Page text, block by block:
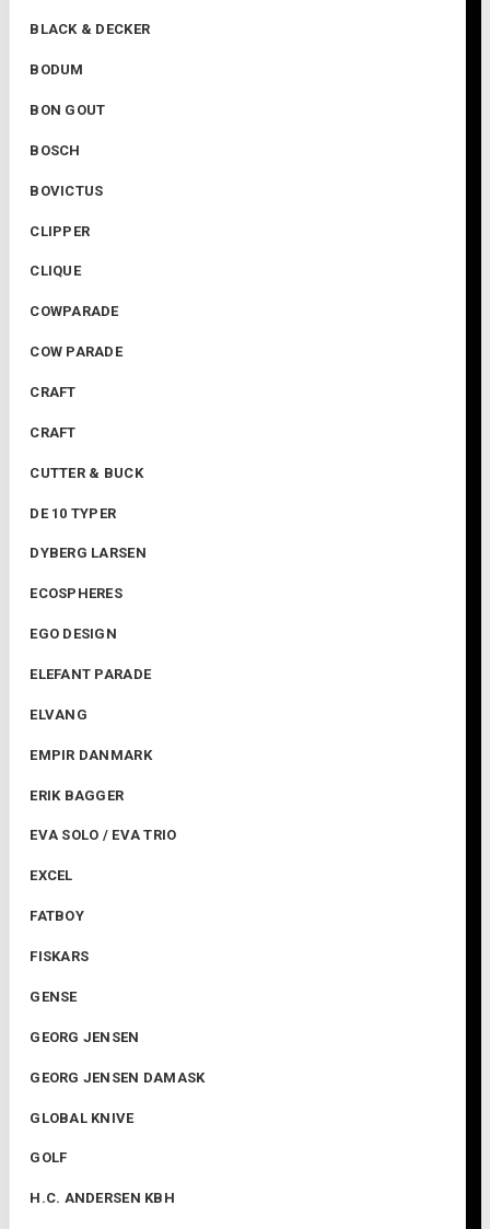
BLACK & DECKER
BODUM
BON GOUT
BOSCH
BOVICTUS
CLIPPER
CLIQUE
COWPARADE
COW PARADE
CRAFT
CRAFT
CUTTER & BUCK
DE 10 TYPER
DYBERG LARSEN
ECOSPHERES
EGO DESIGN
ELEFANT PARADE
ELVANG
EMPIR DANMARK
ERIK BAGGER
EVA SOLO / EVA TRIO
EXCEL
FATBOY
FISKARS
GENSE
GEORG JENSEN
GEORG JENSEN DAMASK
GLOBAL KNIVE
GOLF
H.C. ANDERSEN KBH